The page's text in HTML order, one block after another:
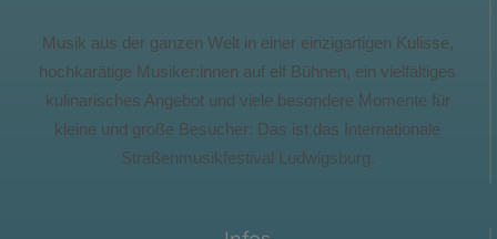
Musik aus der ganzen Welt in einer einzigartigen Kulisse,
hochkarätige Musiker:innen auf elf Bühnen, ein vielfältiges
kulinarisches Angebot und viele besondere Momente für
kleine und große Besucher: Das ist das Internationale
Straßenmusikfestival Ludwigsburg.